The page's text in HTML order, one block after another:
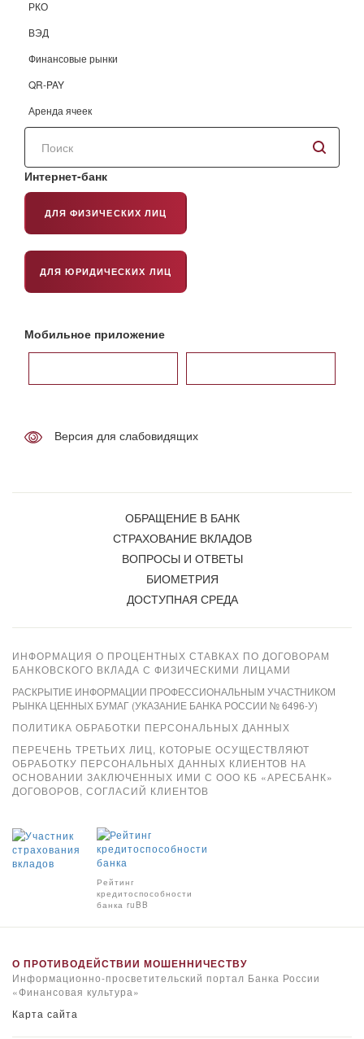
РКО
ВЭД
Финансовые рынки
QR-PAY
Аренда ячеек
Поиск
сайту
Интернет-банк
ДЛЯ ФИЗИЧЕСКИХ ЛИЦ
ДЛЯ ЮРИДИЧЕСКИХ ЛИЦ
Мобильное приложение
Версия для слабовидящих
ОБРАЩЕНИЕ В БАНК
СТРАХОВАНИЕ ВКЛАДОВ
ВОПРОСЫ И ОТВЕТЫ
БИОМЕТРИЯ
ДОСТУПНАЯ СРЕДА
ИНФОРМАЦИЯ О ПРОЦЕНТНЫХ СТАВКАХ ПО ДОГОВОРАМ
БАНКОВСКОГО ВКЛАДА С ФИЗИЧЕСКИМИ ЛИЦАМИ
РАСКРЫТИЕ ИНФОРМАЦИИ ПРОФЕССИОНАЛЬНЫМ УЧАСТНИКОМ
РЫНКА ЦЕННЫХ БУМАГ (УКАЗАНИЕ БАНКА РОССИИ № 6496-У)
ПОЛИТИКА ОБРАБОТКИ ПЕРСОНАЛЬНЫХ ДАННЫХ
ПЕРЕЧЕНЬ ТРЕТЬИХ ЛИЦ, КОТОРЫЕ ОСУЩЕСТВЛЯЮТ
ОБРАБОТКУ ПЕРСОНАЛЬНЫХ ДАННЫХ КЛИЕНТОВ НА
ОСНОВАНИИ ЗАКЛЮЧЕННЫХ ИМИ С ООО КБ «АРЕСБАНК»
ДОГОВОРОВ, СОГЛАСИЙ КЛИЕНТОВ
Рейтинг
кредитоспособности
банка ruBB
О ПРОТИВОДЕЙСТВИИ МОШЕННИЧЕСТВУ
Информационно-просветительский портал Банка России
«Финансовая культура»
Карта сайта